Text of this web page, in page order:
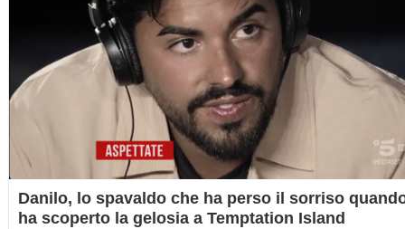
Danilo, lo spavaldo che ha perso il sorriso
ha scoperto la gelosia a Temptation Island